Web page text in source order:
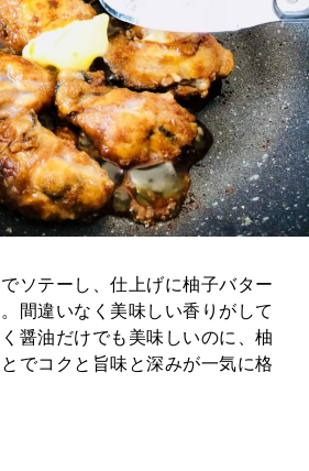
ソテーし、仕上げに柚子バター
間違いなく美味しい香りがして
醤油だけでも美味しいのに、柚
でコクと旨味と深みが一気に格